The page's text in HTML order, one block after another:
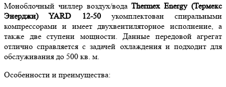
Моноблочный чиллер воздух/водаThermex Energy (Термекс
Энерджи) YARD 12-50укомплектован спиральными
компрессорами и имеет двухвентиляторное исполнение, а
также две ступени мощности. Данные передовой агрегат
отлично справляется с задачей охлаждения и подходит для
обслуживания до 500 кв. м.
Особенности и преимущества: